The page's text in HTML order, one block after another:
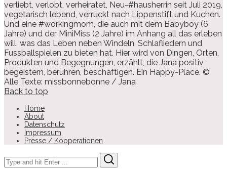
verliebt, verlobt, verheiratet, Neu-#hausherrin seit Juli 2019,
vegetarisch lebend, verrückt nach Lippenstift und Kuchen.
Und eine #workingmom, die auch mit dem Babyboy (6
Jahre) und der MiniMiss (2 Jahre) im Anhang all das erleben
will, was das Leben neben Windeln, Schlafliedern und
Fussballspielen zu bieten hat. Hier wird von Dingen, Orten,
Produkten und Begegnungen, erzählt, die Jana positiv
begeistern, berühren, beschäftigen. Ein Happy-Place. ©
Alle Texte: missbonnebonne / Jana
Back to top
Home
About
Datenschutz
Impressum
Presse / Kooperationen
Search
for: